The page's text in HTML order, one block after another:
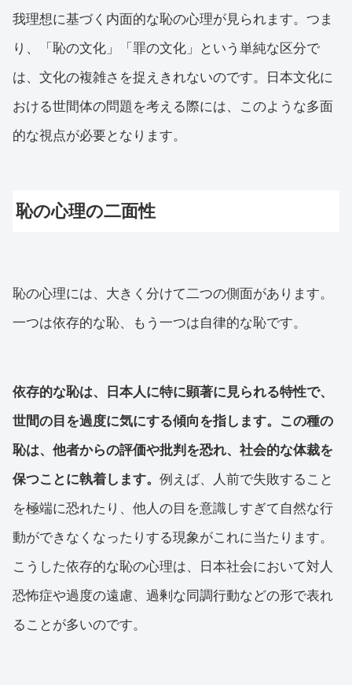
我理想に基づく内面的な恥の心理が見られます。つま
り、「恥の文化」「罪の文化」という単純な区分で
は、文化の複雑さを捉えきれないのです。日本文化に
おける世間体の問題を考える際には、このような多面
的な視点が必要となります。
恥の心理の二面性
恥の心理には、大きく分けて二つの側面があります。
一つは依存的な恥、もう一つは自律的な恥です。
依存的な恥は、日本人に特に顕著に見られる特性で、
世間の目を過度に気にする傾向を指します。この種の
恥は、他者からの評価や批判を恐れ、社会的な体裁を
保つことに執着します。 例えば、人前で失敗すること
を極端に恐れたり、他人の目を意識しすぎて自然な行
動ができなくなったりする現象がこれに当たります。
こうした依存的な恥の心理は、日本社会において対人
恐怖症や過度の遠慮、過剰な同調行動などの形で表れ
ることが多いのです。